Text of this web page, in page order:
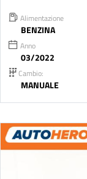
Alimentazione
BENZINA
Anno
03/2022
Cambio:
MANUALE